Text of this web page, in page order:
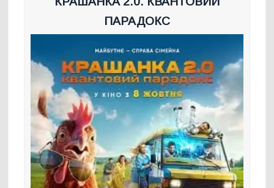
ПАРАДОКС